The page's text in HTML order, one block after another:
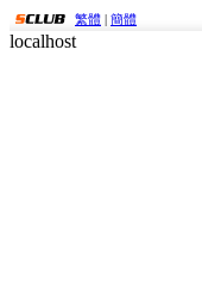
繁體 | 簡體
localhost